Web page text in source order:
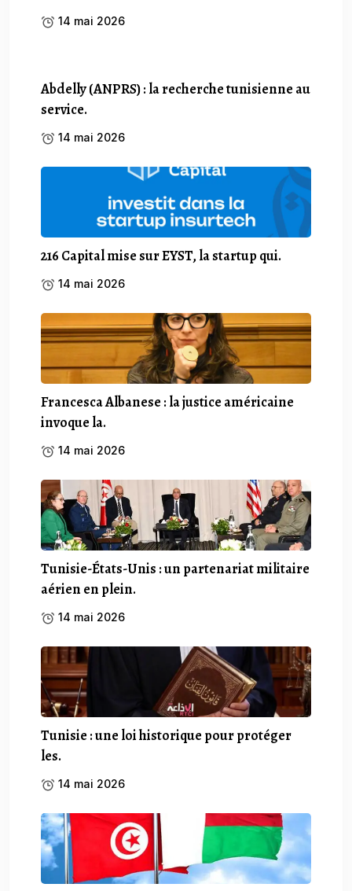
14 mai 2026
Abdelly (ANPRS) : la recherche tunisienne au
service.
14 mai 2026
216 Capital mise sur EYST, la startup qui.
14 mai 2026
Francesca Albanese : la justice américaine
invoque la.
14 mai 2026
Tunisie-États-Unis : un partenariat militaire
aérien en plein.
14 mai 2026
Tunisie : une loi historique pour protéger
les.
14 mai 2026